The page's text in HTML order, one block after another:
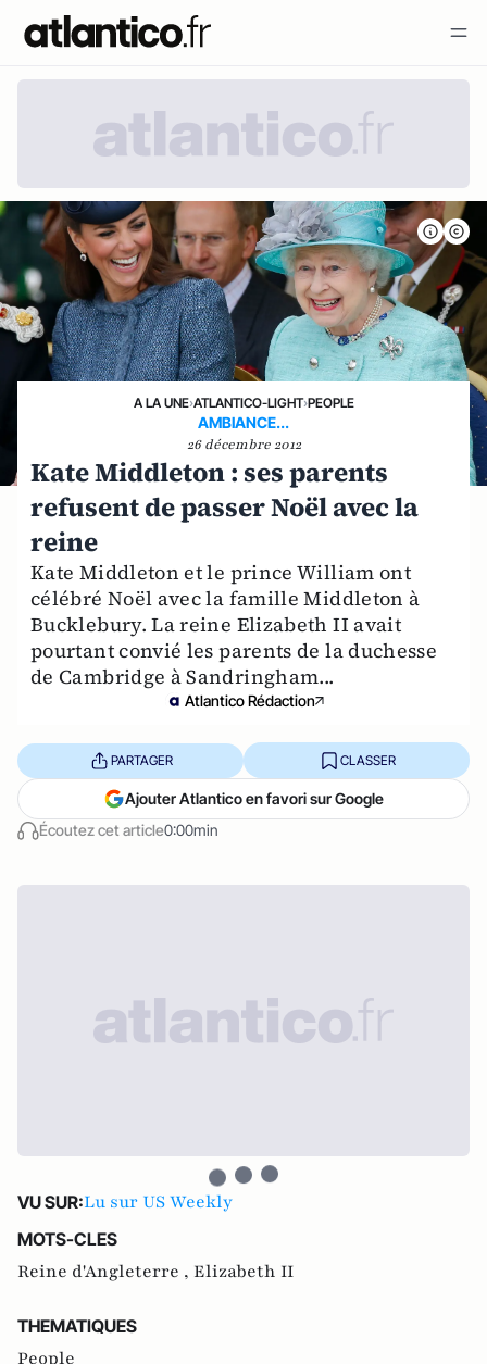
A LA UNE›ATLANTICO-LIGHT›PEOPLE
AMBIANCE...
26 décembre 2012
Kate Middleton : ses parents
refusent de passer Noël avec la
reine
Kate Middleton et le prince William ont
célébré Noël avec la famille Middleton à
Bucklebury. La reine Elizabeth II avait
pourtant convié les parents de la duchesse
de Cambridge à Sandringham...
Atlantico Rédaction
Écoutez cet article0:00min
PARTAGER CLASSER
Ajouter Atlantico en favori sur Google
VU SUR:Lu sur US Weekly
MOTS-CLES
Reine d'Angleterre , Elizabeth II
THEMATIQUES
People